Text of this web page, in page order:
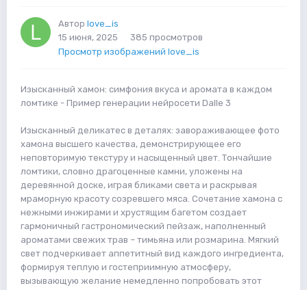
Автор love_is
15 июня, 2025
385 просмотров
Просмотр изображений love_is
Изысканный хамон: симфония вкуса и аромата в каждом
ломтике - Пример генерации нейросети Dalle 3
Изысканный деликатес в деталях: завораживающее фото
хамона высшего качества, демонстрирующее его
неповторимую текстуру и насыщенный цвет. Тончайшие
ломтики, словно драгоценные камни, уложены на
деревянной доске, играя бликами света и раскрывая
мраморную красоту созревшего мяса. Сочетание хамона с
нежными инжирами и хрустящим багетом создает
гармоничный гастрономический пейзаж, наполненный
ароматами свежих трав – тимьяна или розмарина. Мягкий
свет подчеркивает аппетитный вид каждого ингредиента,
формируя теплую и гостеприимную атмосферу,
вызывающую желание немедленно попробовать этот